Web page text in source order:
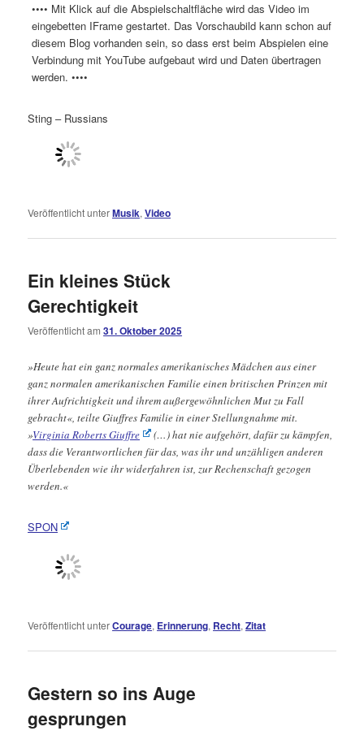
•••• Mit Klick auf die Abspielschaltfläche wird das Video im
eingebetten IFrame gestartet. Das Vorschaubild kann schon auf
diesem Blog vorhanden sein, so dass erst beim Abspielen eine
Verbindung mit YouTube aufgebaut wird und Daten übertragen
werden. ••••
Sting – Russians
Veröffentlicht unterMusik,Video
Ein kleines Stück
Gerechtigkeit
Veröffentlicht am31. Oktober 2025
»Heute hat ein ganz normales amerikanisches Mädchen aus einer
ganz normalen amerikanischen Familie einen britischen Prinzen mit
ihrer Aufrichtigkeit und ihrem außergewöhnlichen Mut zu Fall
gebracht«, teilte Giuffres Familie in einer Stellungnahme mit.
»Virginia Roberts Giuffre
(…) hat nie aufgehört, dafür zu kämpfen,
dass die Verantwortlichen für das, was ihr und unzähligen anderen
Überlebenden wie ihr widerfahren ist, zur Rechenschaft gezogen
werden.«
SPON
Veröffentlicht unterCourage, Erinnerung, Recht,Zitat
Gestern so ins Auge
gesprungen